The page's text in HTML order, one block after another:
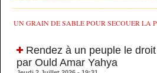
UN GRAIN DE SABLE POUR SECOUER LA
​Rendez à un peuple le
par Ould Amar Yahya